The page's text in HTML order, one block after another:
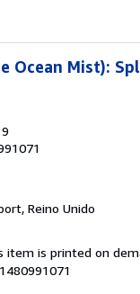
Ocean Mist):
Reino Unido
item is printed on